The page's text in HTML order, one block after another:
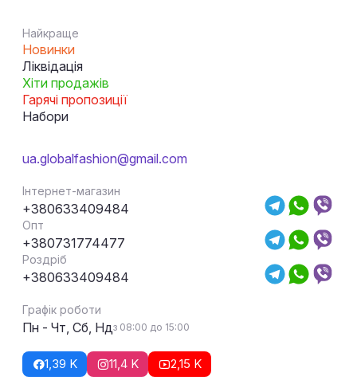
Найкраще
Новинки
Ліквідація
Хіти продажів
Гарячі пропозиції
Набори
ua.globalfashion@gmail.com
Інтернет-магазин
+380633409484
Опт
+380731774477
Роздріб
+380633409484
Графік роботи
Пн - Чт, Сб, Ндз 08:00 до 15:00
1,39 K 11,4 K 2,15 K